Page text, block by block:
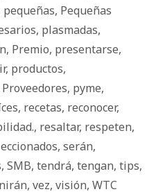
pequeñas, Pequeñas
, plasmadas,
, Premio, presentarse,
, productos,
Proveedores, pyme,
, recetas, reconocer,
, resaltar, respeten,
, serán,
, SMB, tendrá, tengan, tips,
, vez, visión, WTC